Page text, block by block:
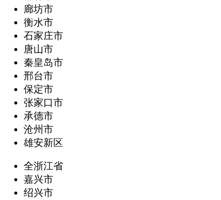
廊坊市
衡水市
石家庄市
唐山市
秦皇岛市
邢台市
保定市
张家口市
承德市
沧州市
雄安新区
全浙江省
嘉兴市
绍兴市